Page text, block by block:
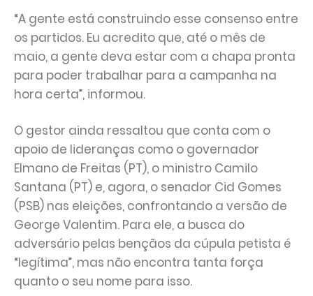
“A gente está construindo esse consenso entre
os partidos. Eu acredito que, até o mês de
maio, a gente deva estar com a chapa pronta
para poder trabalhar para a campanha na
hora certa”, informou.
O gestor ainda ressaltou que conta com o
apoio de lideranças como o governador
Elmano de Freitas (PT), o ministro Camilo
Santana (PT) e, agora, o senador Cid Gomes
(PSB) nas eleições, confrontando a versão de
George Valentim. Para ele, a busca do
adversário pelas bençãos da cúpula petista é
“legítima”, mas não encontra tanta força
quanto o seu nome para isso.